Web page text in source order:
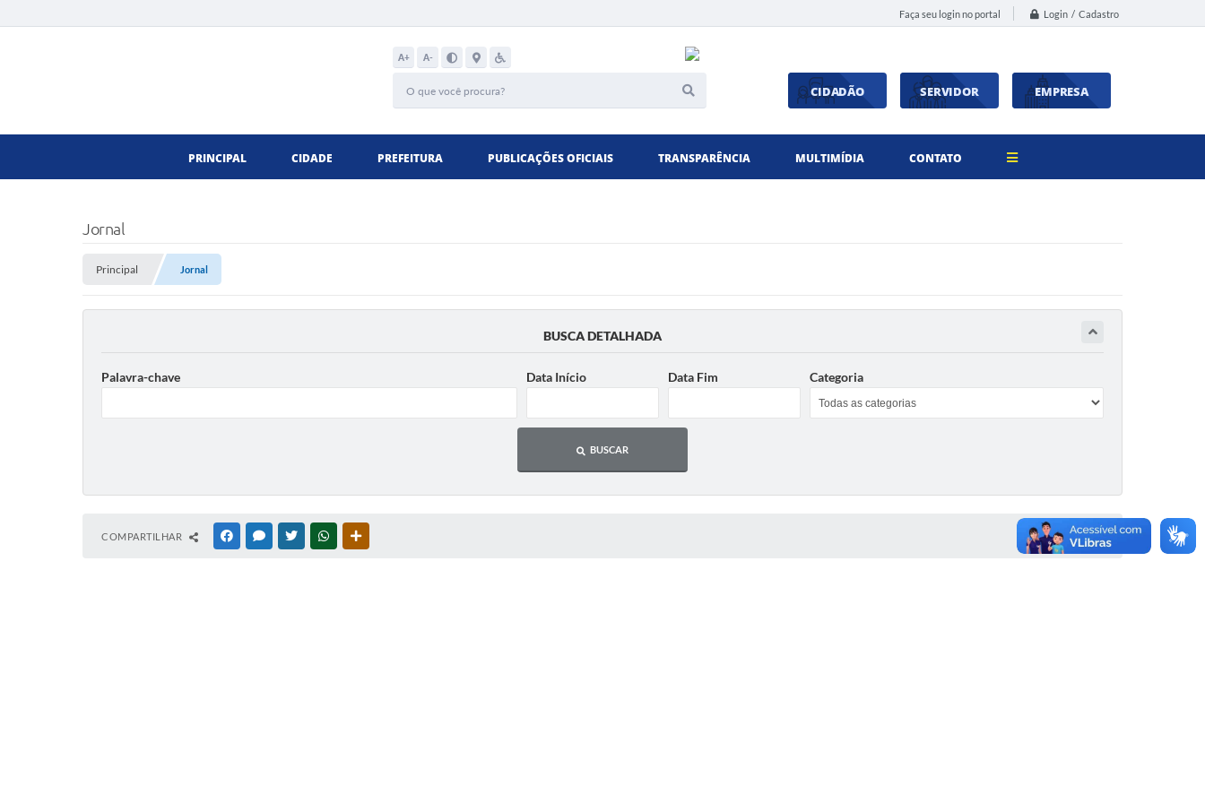
Faça seu login no portal Login / Cadastro
A+ A-
CIDADÃO SERVIDOR EMPRESA
PRINCIPAL CIDADE PREFEITURA PUBLICAÇÕES OFICIAIS TRANSPARÊNCIA MULTIMÍDIA CONTATO
Jornal
Principal Jornal
BUSCA DETALHADA
Palavra-chave Data Início Data Fim Categoria
BUSCAR
COMPARTILHAR FACEBOOKMESSENGER
TWITTERWHATSAPP